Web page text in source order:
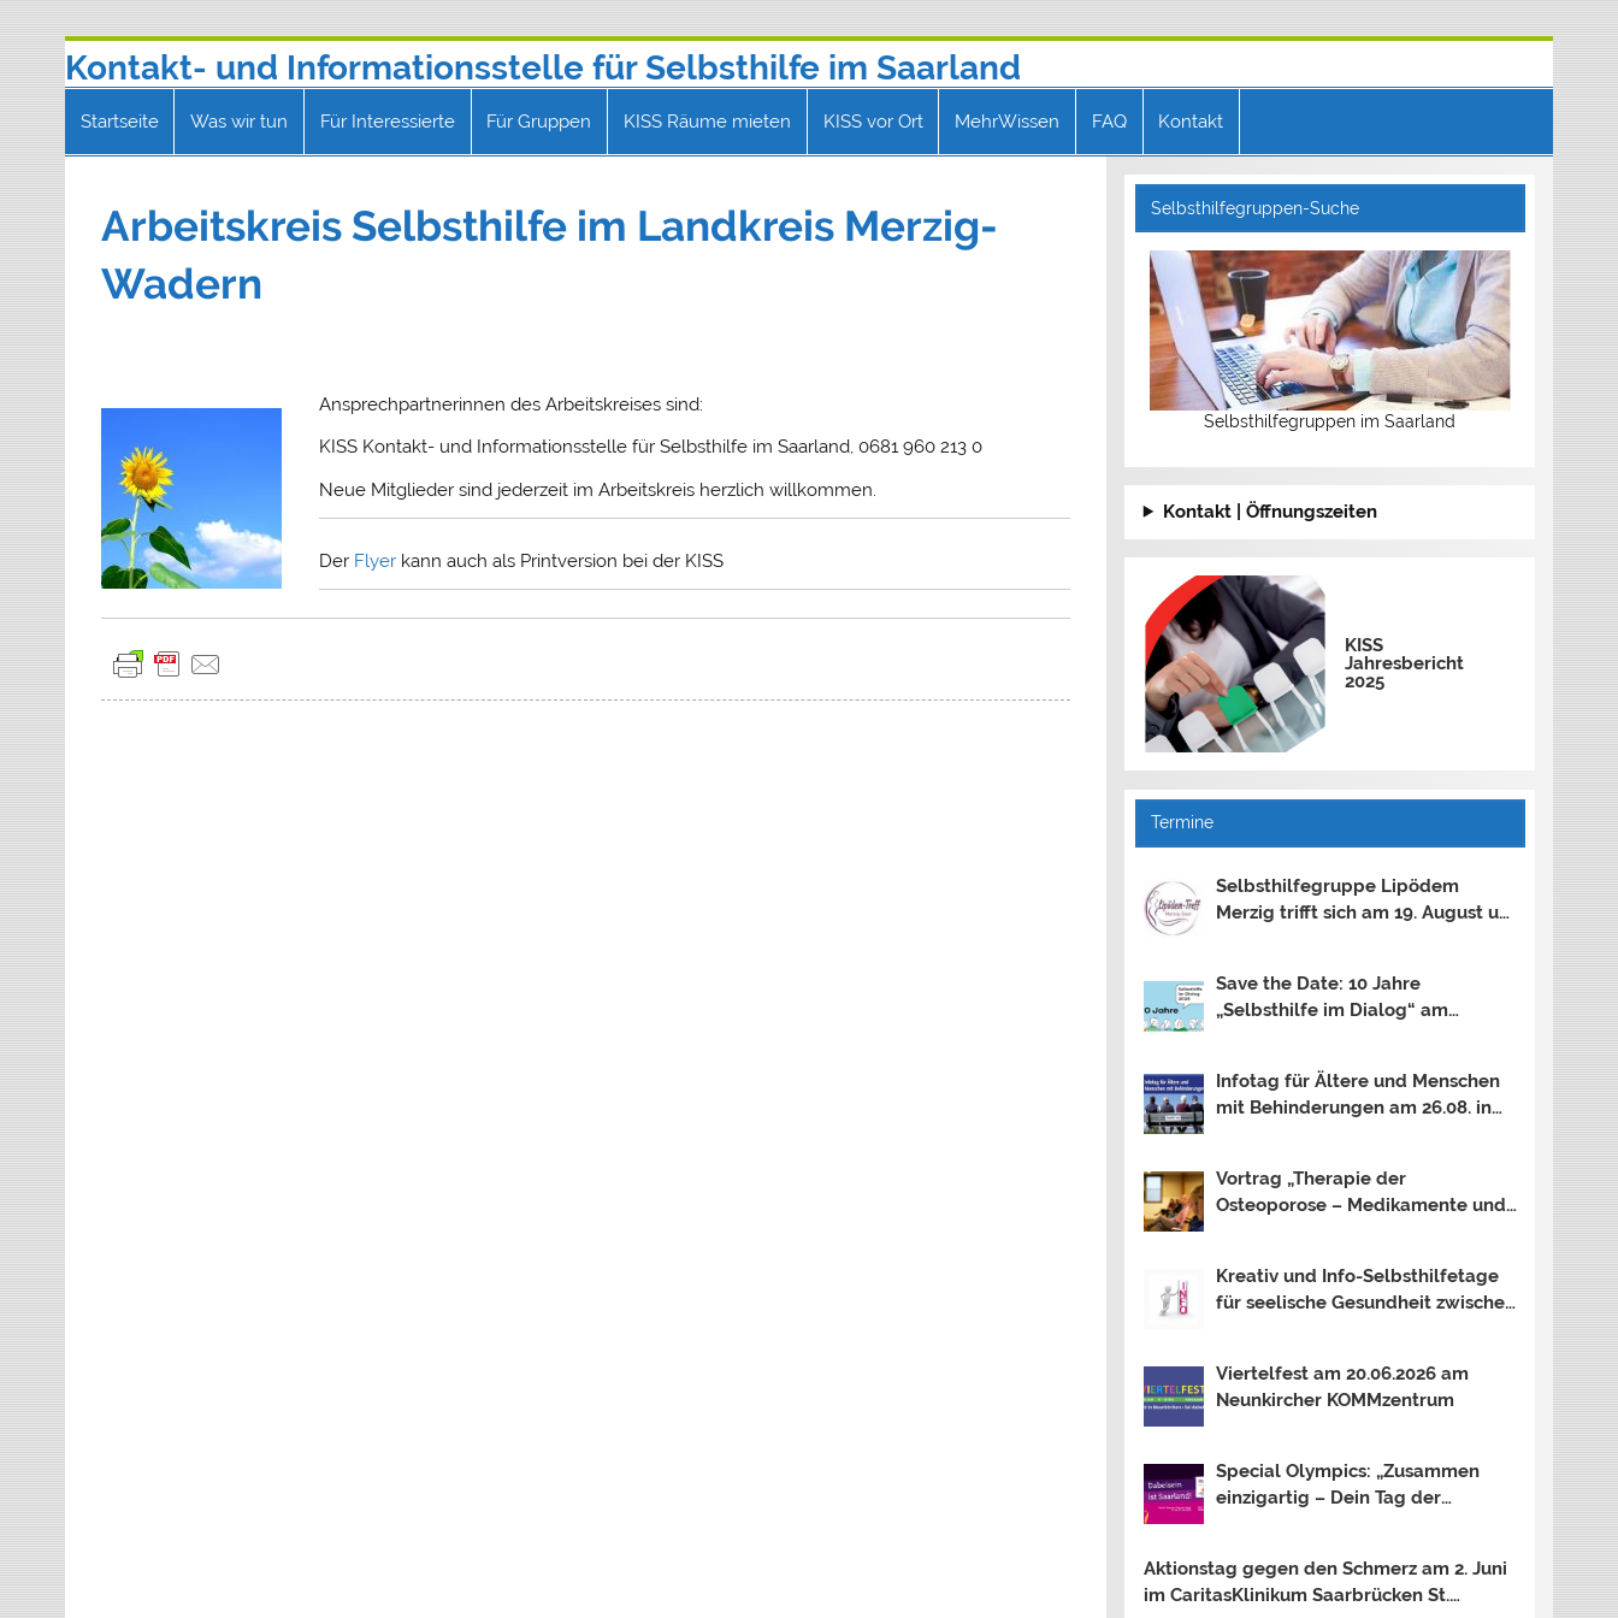
springenKontakt- und Informationsstelle für Selbsthilfe im Saarland
Telefon 0681 9602130 | E-Mail: kontakt@selbsthilfe-saar.de
Startseite Was wir tun Für Interessierte Für Gruppen KISS Räume mieten KISS vor Ort MehrWissen FAQ Kontakt
Arbeitskreis Selbsthilfe im Landkreis Merzig-
Wadern
Ansprechpartnerinnen des Arbeitskreises sind:
KISS Kontakt- und Informationsstelle für Selbsthilfe im Saarland, 0681 960 213 0
Neue Mitglieder sind jederzeit im Arbeitskreis herzlich willkommen.
Der Flyerkann auch als Printversion bei der KISS
Selbsthilfegruppen-Suche
Selbsthilfegruppen im Saarland
Kontakt | Öffnungszeiten
KISS
Jahresbericht
2025
Termine
Selbsthilfegruppe Lipödem
Merzig trifft sich am 19. August um
Save the Date: 10 Jahre
„Selbsthilfe im Dialog“ am
Infotag für Ältere und Menschen
mit Behinderungen am 26.08. in
Vortrag „Therapie der
Osteoporose – Medikamente und
Kreativ und Info-Selbsthilfetage
für seelische Gesundheit zwischen
2026: OUTSIDER – INSIDER?
Viertelfest am 20.06.2026 am
Neunkircher KOMMzentrum
Special Olympics: „Zusammen
einzigartig – Dein Tag der
Aktionstag gegen den Schmerz am 2. Juni
im CaritasKlinikum Saarbrücken St.